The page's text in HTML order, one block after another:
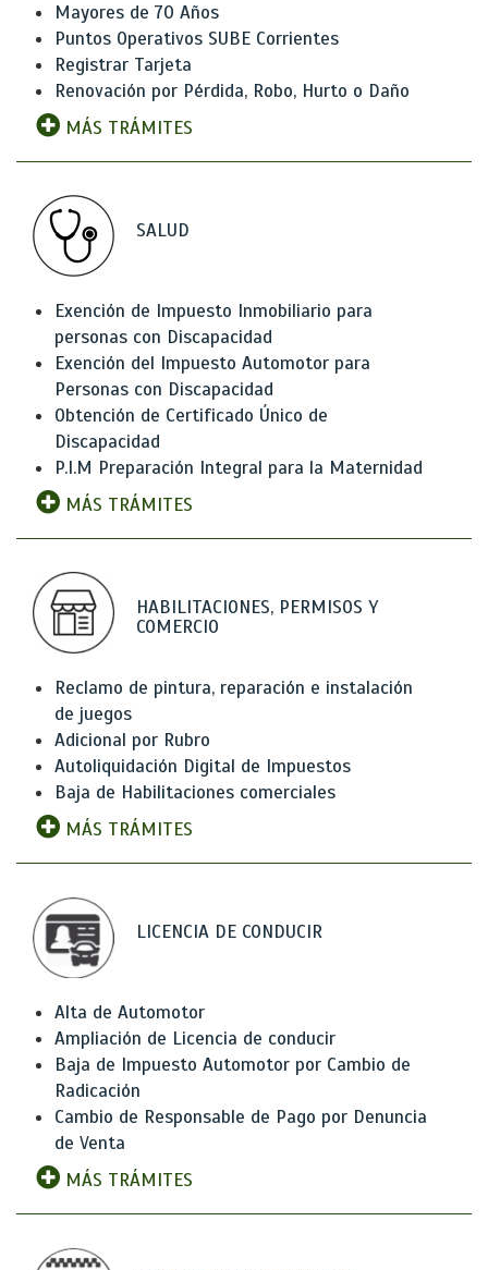
Mayores de 70 Años
Puntos Operativos SUBE Corrientes
Registrar Tarjeta
Renovación por Pérdida, Robo, Hurto o Daño
MÁS TRÁMITES
SALUD
Exención de Impuesto Inmobiliario para
personas con Discapacidad
Exención del Impuesto Automotor para
Personas con Discapacidad
Obtención de Certificado Único de
Discapacidad
P.I.M Preparación Integral para la Maternidad
MÁS TRÁMITES
HABILITACIONES, PERMISOS Y
COMERCIO
Reclamo de pintura, reparación e instalación
de juegos
Adicional por Rubro
Autoliquidación Digital de Impuestos
Baja de Habilitaciones comerciales
MÁS TRÁMITES
LICENCIA DE CONDUCIR
Alta de Automotor
Ampliación de Licencia de conducir
Baja de Impuesto Automotor por Cambio de
Radicación
Cambio de Responsable de Pago por Denuncia
de Venta
MÁS TRÁMITES